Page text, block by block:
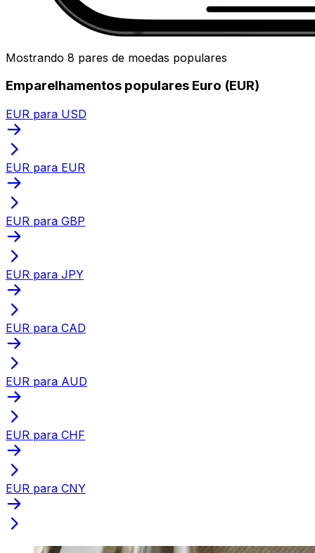
Mostrando 8 pares de moedas populares
Emparelhamentos populares Euro (EUR)
EUR para USD
EUR para EUR
EUR para GBP
EUR para JPY
EUR para CAD
EUR para AUD
EUR para CHF
EUR para CNY